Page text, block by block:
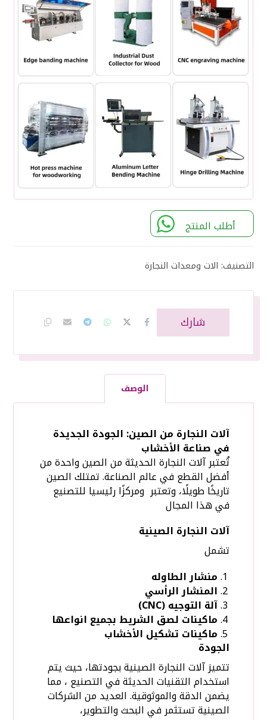
أطلب المنتج
التصنيف: الات ومعدات النجارة
الوصف
آلات النجارة من الصين: الجودة الجديدة
في صناعة الأخشاب
تُعتبر آلات النجارة الحديثة من الصين واحدة من
أفضل القطع في عالم الصناعة. تمتلك الصين
تاريخًا طويلًا، وتعتبر ومركزًا رئيسيا للتصنيع
في هذا المجال
آلات النجارة الصينية
تشمل
منشار الطاوله
المنشار الرأسي
آلة التوجيه (CNC)
ماكينات لصق الشريط بجميع انواعها
ماكينات تشكيل الأخشاب
الجودة
تتميز آلات النجارة الصينية بجودتها، حيث يتم
استخدام التقنيات الحديثة في التصنيع ، مما
يضمن الدقة والموثوقية. العديد من الشركات
الصينية تستثمر في البحث والتطوير،